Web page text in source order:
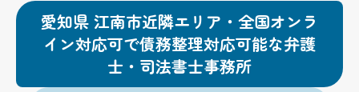
愛知県 江南市近隣エリア・全国オンラ
イン対応可で債務整理対応可能な弁護
士・司法書士事務所